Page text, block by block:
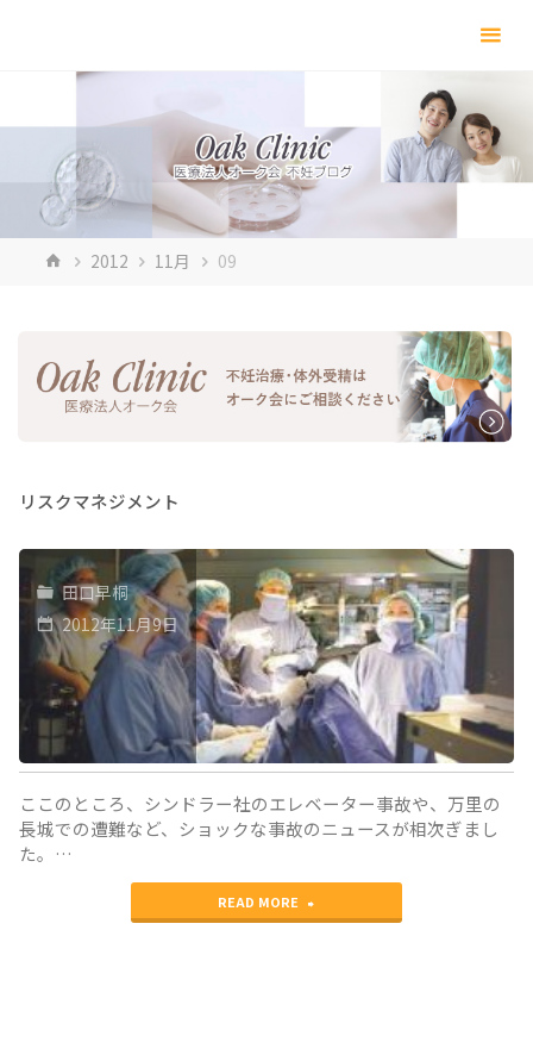
キ
ホ 2012 11月 09
リスクマネジメント
田口早桐
2012年11月9日
ここのところ、シンドラー社のエレベーター事故や、万里の
長城での遭難など、ショックな事故のニュースが相次ぎまし
た。…
READ MORE
"リ